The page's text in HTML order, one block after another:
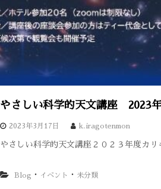
やさしい科学的天文講座 2023
2023年3月17日 k.iragotenmon
やさしい科学的天文講座２０２３年度カ
Blog ・ イベント ・ 未分類